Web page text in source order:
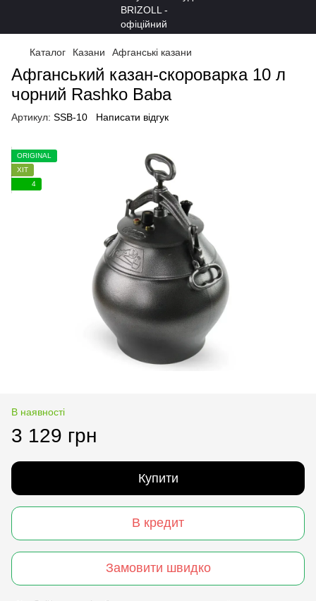
Каталог Казани Афганські казани
Афганський казан-скороварка 10 л
чорний Rashko Baba
Артикул: SSB-10 Написати відгук
ORIGINAL
ХІТ
4
В наявності
3 129 грн
Купити
В кредит
Замовити швидко